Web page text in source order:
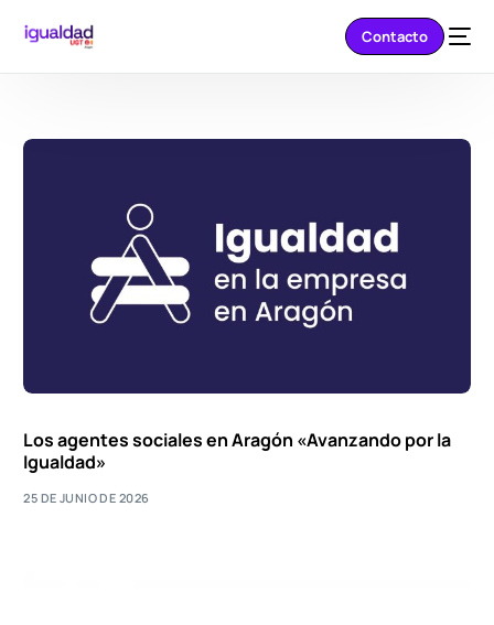
Contacto
Los agentes sociales en Aragón «Avanzando por la
Igualdad»
25 DE JUNIO DE 2026